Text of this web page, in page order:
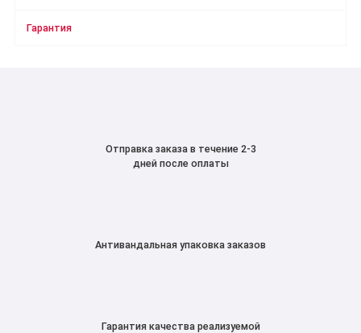
Гарантия
Отправка заказа в течение 2-3
дней после оплаты
Антивандальная упаковка заказов
Гарантия качества реализуемой